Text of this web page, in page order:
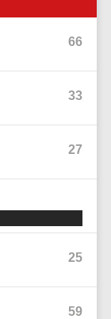
66
33
27
25
59